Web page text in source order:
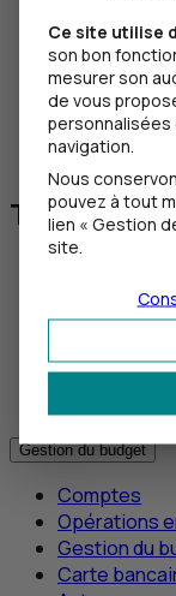
2minutesmin
Découvrez
Tous les
Comptes
Opérations
Carte
Autres
Gestion du budget
Comptes
Opérations
Gestion du
Carte
Ce site utilise
son bon
mesurer son
de vous
navigation.
Nous
pouvez à tout
lien « Gestion
site.